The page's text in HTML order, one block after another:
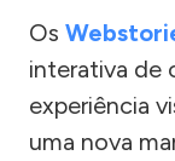
Os
interativa de
experiência
uma nova